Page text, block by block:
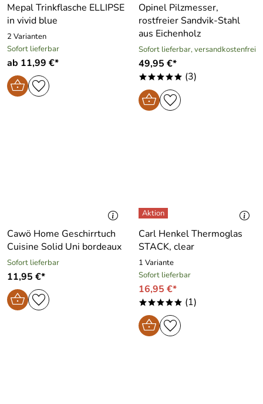
Mepal Trinkflasche ELLIPSE
in vivid blue
2 Varianten
Sofort lieferbar
ab 11,99 €*
Opinel Pilzmesser,
rostfreier Sandvik-Stahl
aus Eichenholz
Sofort lieferbar, versandkostenfrei
49,95 €*
***** (3)
Cawö Home Geschirrtuch
Cuisine Solid Uni bordeaux
Sofort lieferbar
11,95 €*
Carl Henkel Thermoglas
STACK, clear
1 Variante
Sofort lieferbar
16,95 €*
***** (1)